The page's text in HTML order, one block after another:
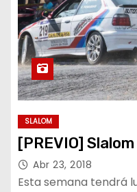
SLALOM
[PREVIO]
Abr 23, 2018
Esta semana tendrá